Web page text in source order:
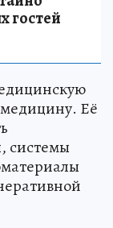
гостей
Её
системы